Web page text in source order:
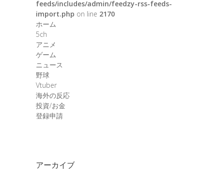
feeds/includes/admin/feedzy-rss-feeds-
import.php on line 2170
ホーム
5ch
アニメ
ゲーム
ニュース
野球
Vtuber
海外の反応
投資/お金
登録申請
アーカイブ